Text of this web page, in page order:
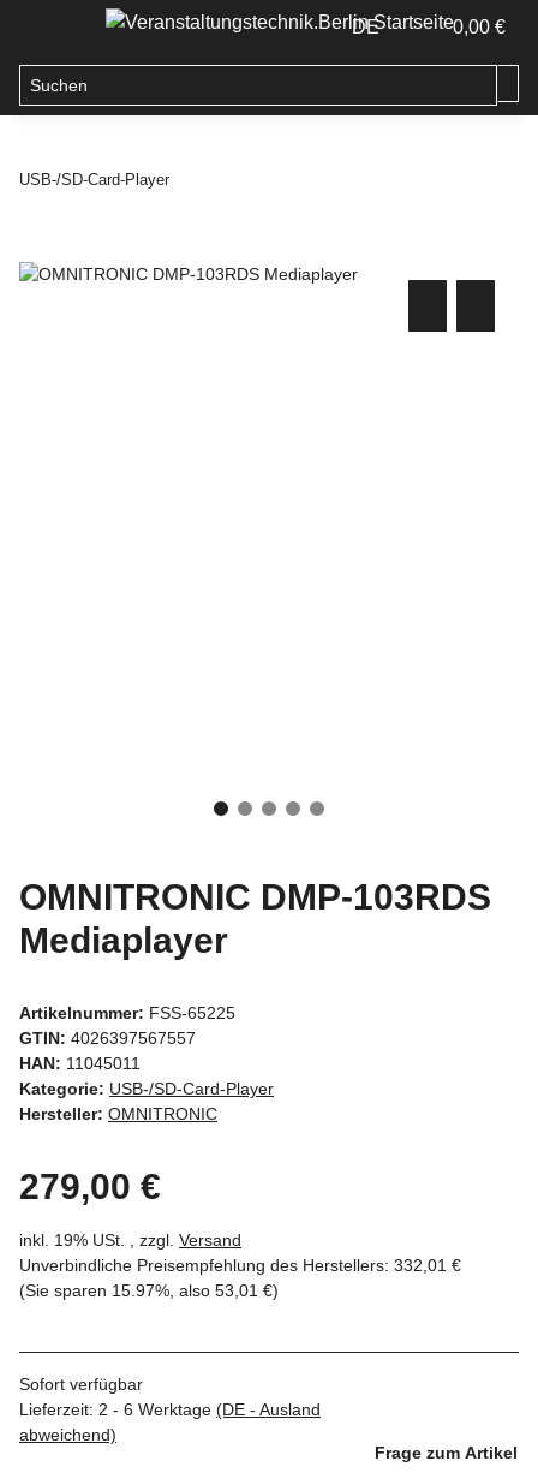
DE 0,00 €
USB-/SD-Card-Player
OMNITRONIC DMP-103RDS
Mediaplayer
Artikelnummer: FSS-65225
GTIN: 4026397567557
HAN: 11045011
Kategorie: USB-/SD-Card-Player
Hersteller: OMNITRONIC
279,00 €
inkl. 19% USt. , zzgl. Versand
Unverbindliche Preisempfehlung des Herstellers: 332,01 €
(Sie sparen 15.97% , also 53,01 €)
Sofort verfügbar
Lieferzeit: 2 - 6 Werktage (DE - Ausland
abweichend)
Frage zum Artikel